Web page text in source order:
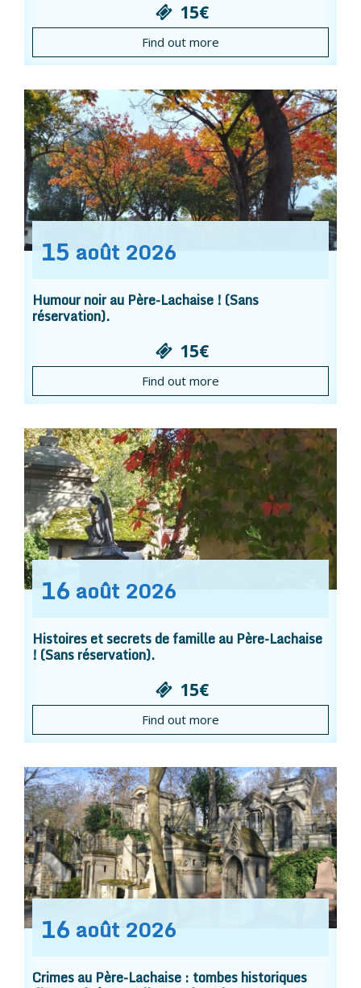
15€
Find out more
15 août 2026
Humour noir au Père-Lachaise ! (Sans
réservation).
15€
Find out more
16 août 2026
Histoires et secrets de famille au Père-Lachaise
! (Sans réservation).
15€
Find out more
16 août 2026
Crimes au Père-Lachaise : tombes historiques